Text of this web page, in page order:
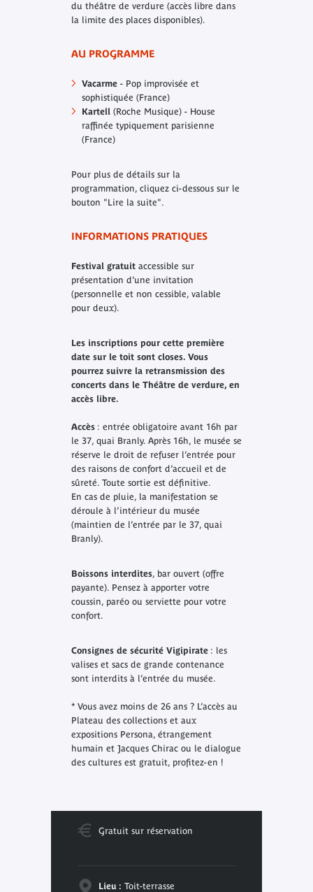
du théâtre de verdure (accès libre dans
la limite des places disponibles).
AU PROGRAMME
Vacarme- Pop improvisée et
sophistiquée (France)
Kartell(Roche Musique) - House
raffinée typiquement parisienne
(France)
Pour plus de détails sur la
programmation, cliquez ci-dessous sur le
bouton "Lire la suite".
INFORMATIONS PRATIQUES
Festival gratuitaccessible sur
présentation d’une invitation
(personnelle et non cessible, valable
pour deux).
Les inscriptions pour cette première
date sur le toit sont closes. Vous
pourrez suivre la retransmission des
concerts dans le Théâtre de verdure, en
accès libre.
Accès: entrée obligatoire avant 16h par
le 37, quai Branly. Après 16h, le musée se
réserve le droit de refuser l’entrée pour
des raisons de confort d’accueil et de
sûreté. Toute sortie est définitive.
En cas de pluie, la manifestation se
déroule à l’intérieur du musée
(maintien de l’entrée par le 37, quai
Branly).
Boissons interdites, bar ouvert (offre
payante). Pensez à apporter votre
coussin, paréo ou serviette pour votre
confort.
Consignes de sécurité Vigipirate: les
valises et sacs de grande contenance
sont interdits à l’entrée du musée.
* Vous avez moins de 26 ans ? L’accès au
Plateau des collections et aux
expositions Persona, étrangement
humain et Jacques Chirac ou le dialogue
des culturesest gratuit, profitez-en !
Gratuit sur réservation
Lieu : Toit-terrasse